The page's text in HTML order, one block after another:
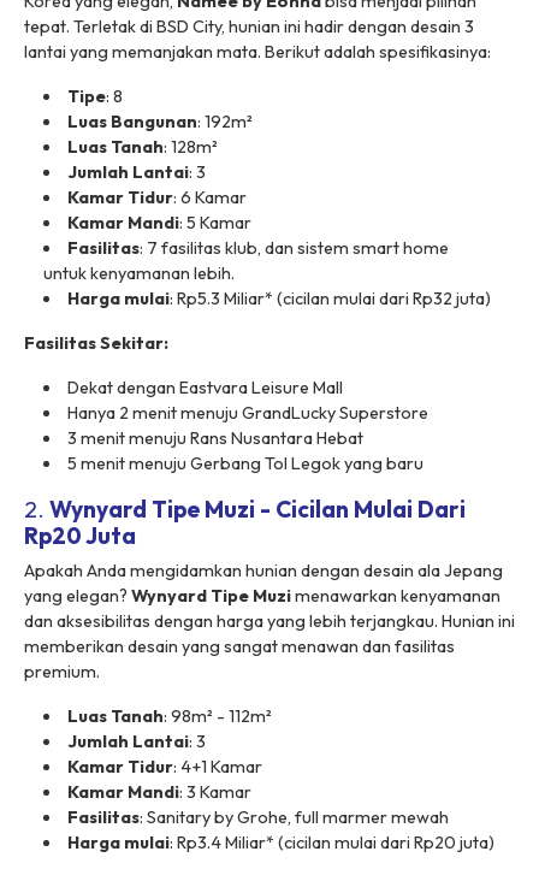
tepat. Terletak di BSD City, hunian ini hadir dengan desain 3
lantai yang memanjakan mata. Berikut adalah spesifikasinya:
Tipe: 8
Luas Bangunan: 192m²
Luas Tanah: 128m²
Jumlah Lantai: 3
Kamar Tidur: 6 Kamar
Kamar Mandi: 5 Kamar
Fasilitas: 7 fasilitas klub, dan sistem smart home
untuk kenyamanan lebih.
Harga mulai: Rp5.3 Miliar* (cicilan mulai dari Rp32 juta)
Fasilitas Sekitar:
Dekat dengan Eastvara Leisure Mall
Hanya 2 menit menuju GrandLucky Superstore
3 menit menuju Rans Nusantara Hebat
5 menit menuju Gerbang Tol Legok yang baru
2. Wynyard Tipe Muzi - Cicilan Mulai Dari
Rp20 Juta
Apakah Anda mengidamkan hunian dengan desain ala Jepang
yang elegan? Wynyard Tipe Muzimenawarkan kenyamanan
dan aksesibilitas dengan harga yang lebih terjangkau. Hunian ini
memberikan desain yang sangat menawan dan fasilitas
premium.
Luas Tanah: 98m² - 112m²
Jumlah Lantai: 3
Kamar Tidur: 4+1 Kamar
Kamar Mandi: 3 Kamar
Fasilitas: Sanitary by Grohe, full marmer mewah
Harga mulai: Rp3.4 Miliar* (cicilan mulai dari Rp20 juta)